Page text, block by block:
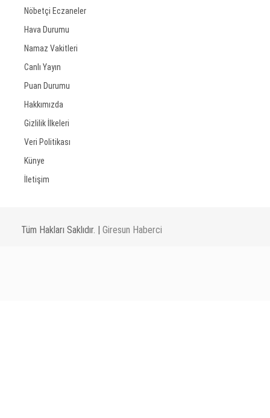
Nöbetçi Eczaneler
Hava Durumu
Namaz Vakitleri
Canlı Yayın
Puan Durumu
Hakkımızda
Gizlilik İlkeleri
Veri Politikası
Künye
İletişim
Tüm Hakları Saklıdır. | Giresun Haberci